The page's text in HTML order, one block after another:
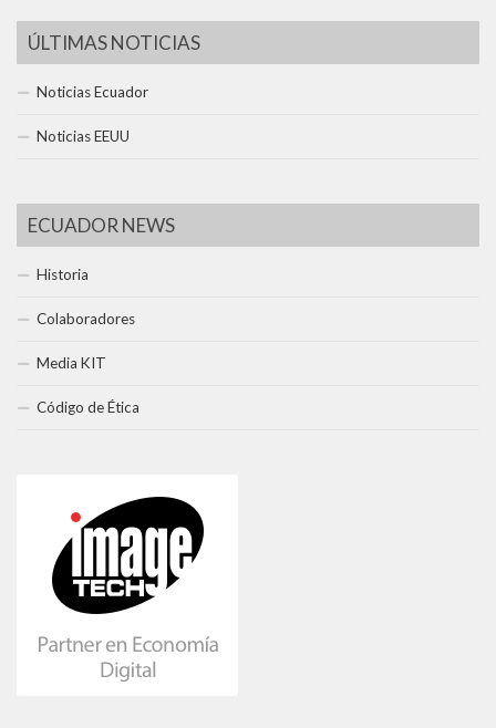
ÚLTIMAS NOTICIAS
Noticias Ecuador
Noticias EEUU
ECUADOR NEWS
Historia
Colaboradores
Media KIT
Código de Ética